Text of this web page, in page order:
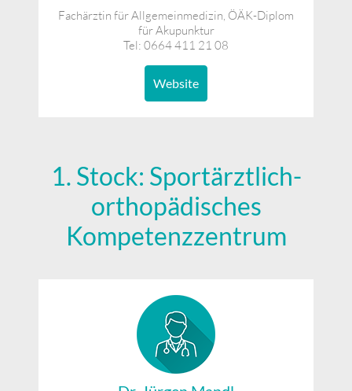
Fachärztin für Allgemeinmedizin, ÖÄK-Diplom
für Akupunktur
Tel: 0664 411 21 08
Website
1. Stock: Sportärztlich-
orthopädisches
Kompetenzzentrum